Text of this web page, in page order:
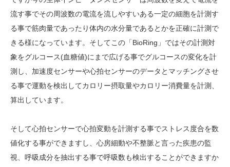
流す事でその周波数の電流を流しやすいある一定の細胞を計測す
る事で筋肉量であったり体内の水分量であるとかを正確に計測で
きる様になっています。そしてこの「BioRing」ではその計測対
象をグルコース(血糖値)にまで広げる事でグルコースの変化を計
測し、加速度センサーや心拍センサーのデータとマッチングさせ
る事で運動を検出してカロリー摂取量やカロリー消費量を計測、
算出しています。
そして心拍センサーで心拍変動を計測する事でストレス度合を数
値化する事ができますし、心房細動や不整脈と言った疾患の監
視、呼吸成分を抽出する事で呼吸数も検出することができますか